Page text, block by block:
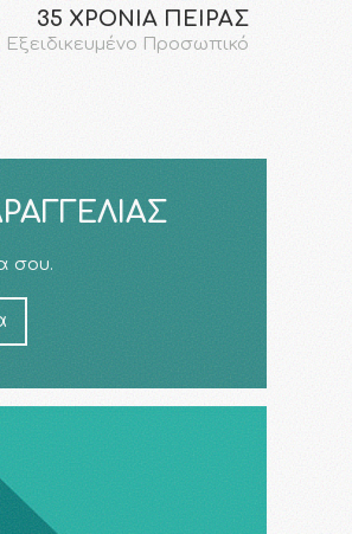
35 ΧΡΟΝΙΑ ΠΕΙΡΑΣ
Εξειδικευμένο Προσωπικό
σου.